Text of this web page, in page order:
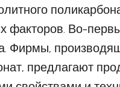
факторов. Во-
Фирмы,
предлагают